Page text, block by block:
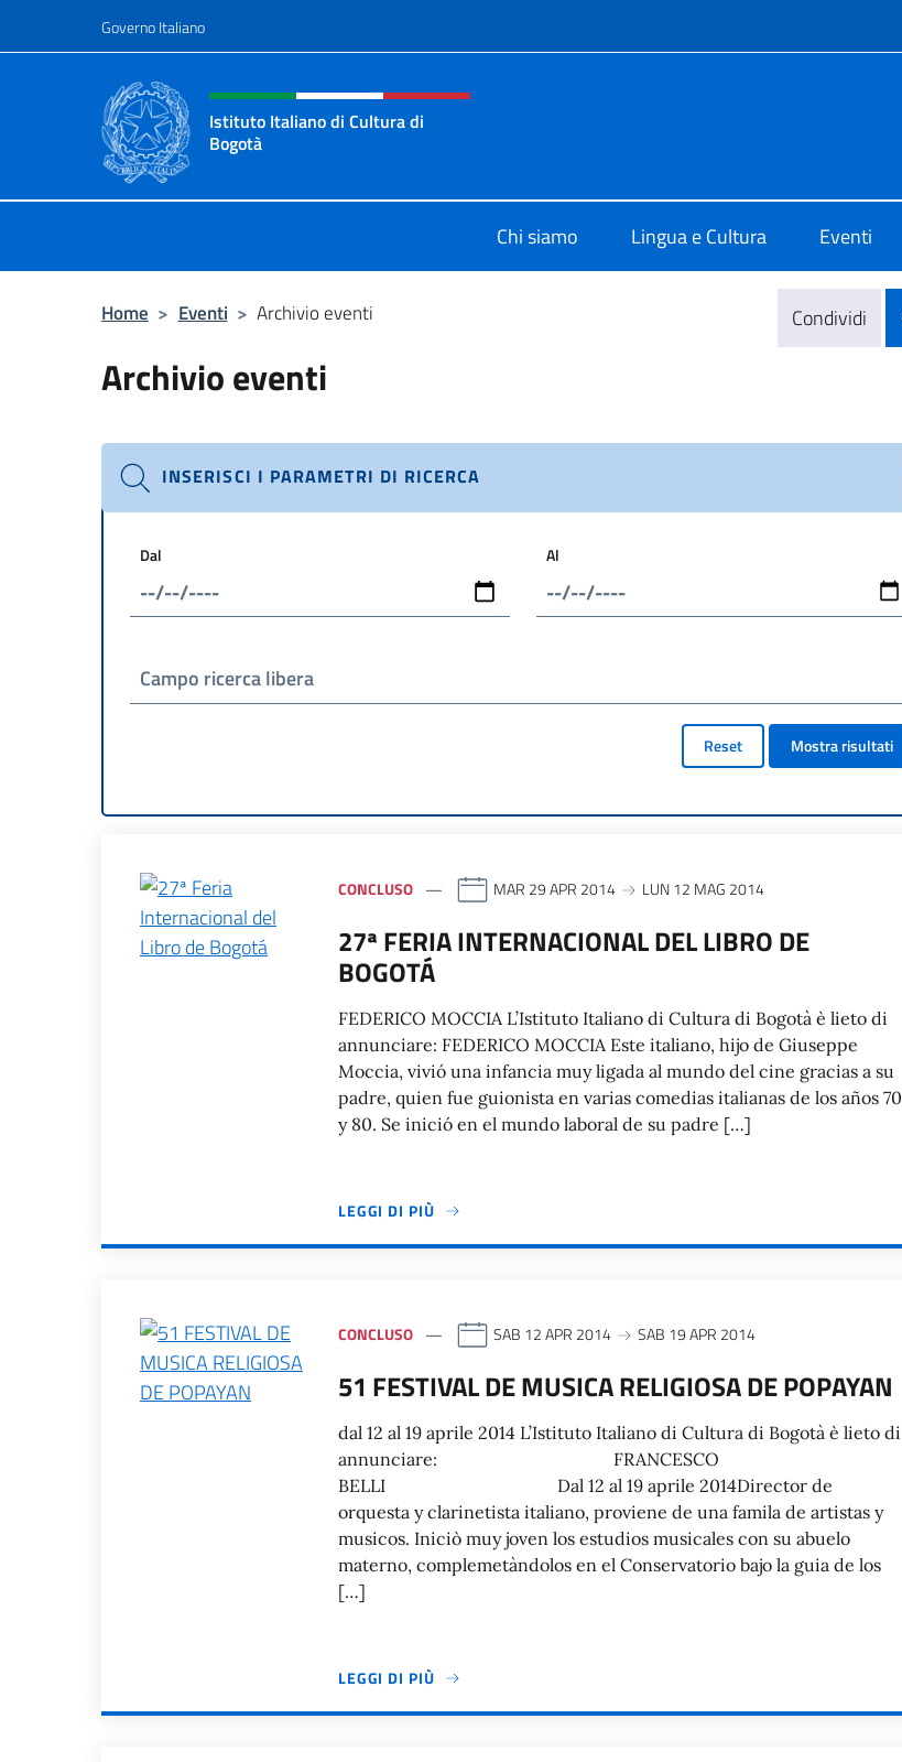
Governo Italiano
Intestazione sito, social e menù
Istituto Italiano di Cultura di
Bogotà
Chi siamo Lingua e Cultura Eventi
Home > Eventi > Archivio eventi Condividi
Archivio eventi
INSERISCI I PARAMETRI DI RICERCA
Dal Al
Campo ricerca libera
Reset Mostra risultati
CONCLUSO MAR 29 APR 2014 LUN 12 MAG 2014
27ª FERIA INTERNACIONAL DEL LIBRO DE
BOGOTÁ
FEDERICO MOCCIA L’Istituto Italiano di Cultura di Bogotà è lieto di
annunciare: FEDERICO MOCCIA Este italiano, hijo de Giuseppe
Moccia, vivió una infancia muy ligada al mundo del cine gracias a su
padre, quien fue guionista en varias comedias italianas de los años 70
y 80. Se inició en el mundo laboral de su padre […]
LEGGI DI PIÙ
CONCLUSO SAB 12 APR 2014 SAB 19 APR 2014
51 FESTIVAL DE MUSICA RELIGIOSA DE POPAYAN
dal 12 al 19 aprile 2014 L’Istituto Italiano di Cultura di Bogotà è lieto di
annunciare: FRANCESCO
BELLI Dal 12 al 19 aprile 2014Director de
orquesta y clarinetista italiano, proviene de una famila de artistas y
musicos. Iniciò muy joven los estudios musicales con su abuelo
materno, complemetàndolos en el Conservatorio bajo la guia de los
[…]
LEGGI DI PIÙ